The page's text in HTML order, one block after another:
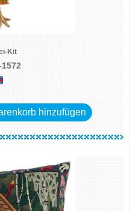
Kit
hinzufügen